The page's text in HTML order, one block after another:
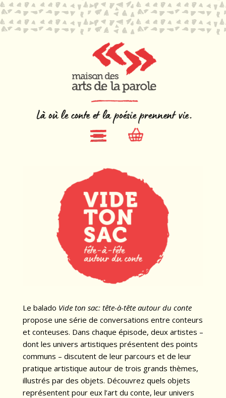
Le balado Vide ton sac: tête-à-tête autour du conte
propose une série de conversations entre conteurs
et conteuses. Dans chaque épisode, deux artistes –
dont les univers artistiques présentent des points
communs – discutent de leur parcours et de leur
pratique artistique autour de trois grands thèmes,
illustrés par des objets. Découvrez quels objets
représentent pour eux l’art du conte, leur univers